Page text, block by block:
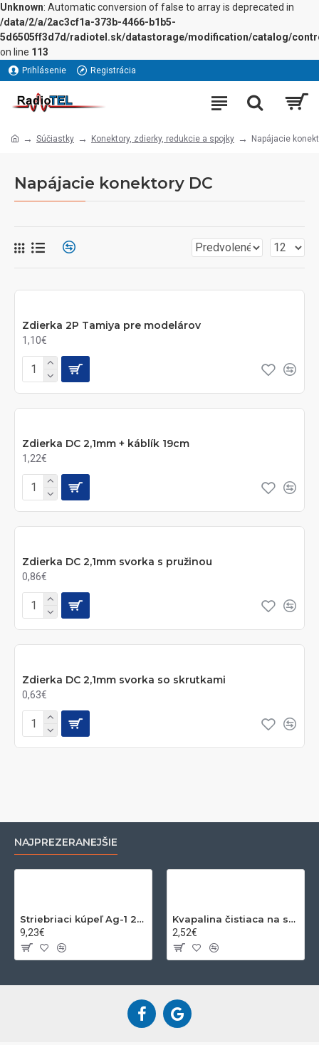
Unknown: Automatic conversion of false to array is deprecated in
/data/2/a/2ac3cf1a-373b-4466-b1b5-
5d6505ff3d7d/radiotel.sk/datastorage/modification/catalog/
on line 113
Prihlásenie Registrácia
Súčiastky Konektory, zdierky, redukcie a spojky Napájacie
Napájacie konektory DC
Zdierka 2P Tamiya pre modelárov
1,10€
Zdierka DC 2,1mm + káblík 19cm
1,22€
Zdierka DC 2,1mm svorka s pružinou
0,86€
Zdierka DC 2,1mm svorka so skrutkami
0,63€
NAJPREZERANEJŠIE
Striebriaci kúpeľ Ag-1 200ml
9,23€
Kvapalina čistiaca na striebro a zlato 200ml
2,52€